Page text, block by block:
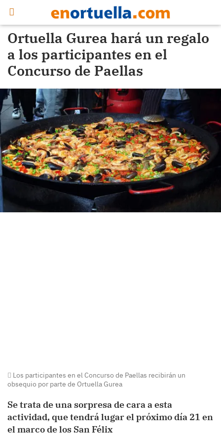
Ortuella Gurea hará un regalo
a los participantes en el
Concurso de Paellas
Los participantes en el Concurso de Paellas recibirán un
obsequio por parte de Ortuella Gurea
Se trata de una sorpresa de cara a esta
actividad, que tendrá lugar el próximo día 21 en
el marco de los San Félix